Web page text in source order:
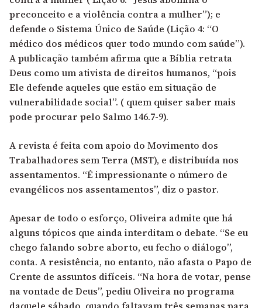
preconceito e a violência contra a mulher”); e
defende o Sistema Único de Saúde (Lição 4: “O
médico dos médicos quer todo mundo com saúde”).
A publicação também afirma que a Bíblia retrata
Deus como um ativista de direitos humanos, “pois
Ele defende aqueles que estão em situação de
vulnerabilidade social”. ( quem quiser saber mais
pode procurar pelo Salmo 146.7-9).
A revista é feita com apoio do Movimento dos
Trabalhadores sem Terra (MST), e distribuída nos
assentamentos. “É impressionante o número de
evangélicos nos assentamentos”, diz o pastor.
Apesar de todo o esforço, Oliveira admite que há
alguns tópicos que ainda interditam o debate. “Se eu
chego falando sobre aborto, eu fecho o diálogo”,
conta. A resistência, no entanto, não afasta o Papo de
Crente de assuntos difíceis. “Na hora de votar, pense
na vontade de Deus”, pediu Oliveira no programa